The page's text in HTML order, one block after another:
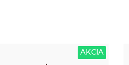
AKCIA